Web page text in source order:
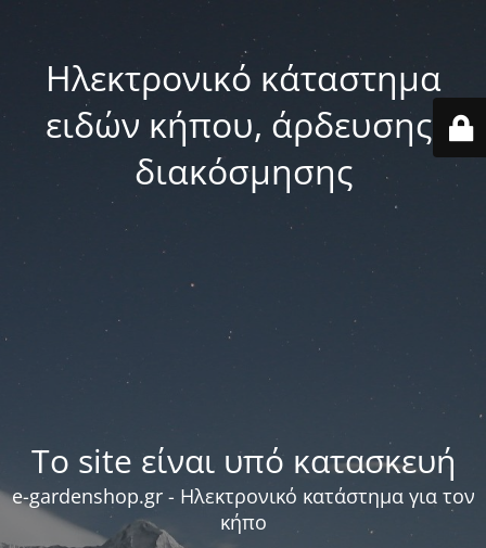
Ηλεκτρονικό κάταστημα
ειδών κήπου, άρδευσης,
διακόσμησης
Το site είναι υπό κατασκευή
e-gardenshop.gr - Ηλεκτρονικό κατάστημα για τον
κήπο